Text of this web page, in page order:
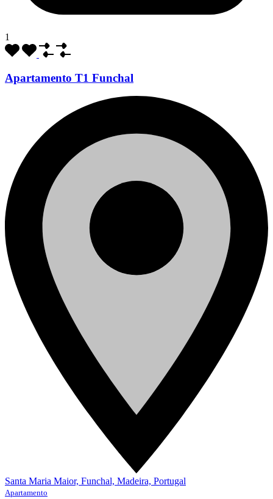
1
Apartamento T1 Funchal
Santa Maria Maior, Funchal, Madeira, Portugal
Apartamento